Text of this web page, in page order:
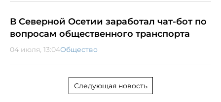
В Северной Осетии заработал чат-бот по
вопросам общественного транспорта
04 июля, 13:04Общество
Следующая новость